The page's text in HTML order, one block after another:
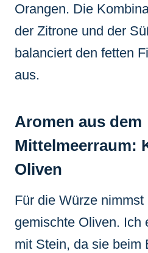
Orangen. Die
der Zitrone und der
balanciert den fetten
aus.
Aromen aus dem
Mittelmeerraum:
Oliven
Für die Würze nimmst
gemischte Oliven. Ich
mit Stein, da sie beim